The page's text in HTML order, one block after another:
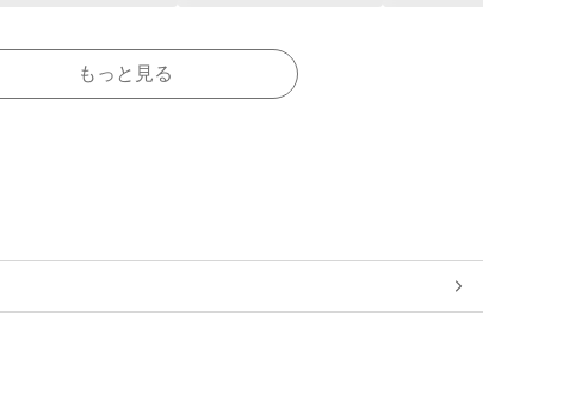
もっと見る